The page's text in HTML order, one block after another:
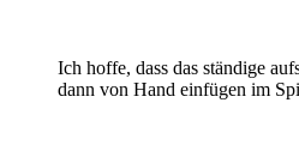
Ich hoffe, dass das ständige
dann von Hand einfügen im